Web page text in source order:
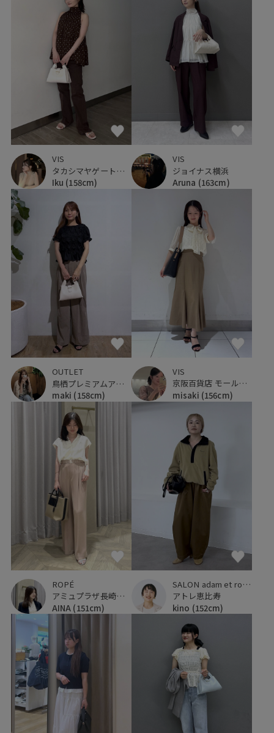
VIS
タカシマヤゲートタワーモール
Iku (158cm)
VIS
ジョイナス横浜
Aruna (163cm)
OUTLET
鳥栖プレミアムアウトレット
maki (158cm)
VIS
京阪百貨店 モール京橋店
misaki (156cm)
ROPÉ
アミュプラザ長崎新館
AINA (151cm)
SALON adam et ropé
アトレ恵比寿
kino (152cm)